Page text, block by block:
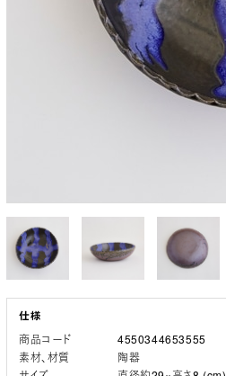
商品コード
4550344653555
素材、材質
陶器